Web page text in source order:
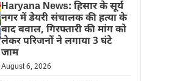
Haryana News: हिसार के सूर्य
नगर में डेयरी संचालक की हत्या के
बाद बवाल, गिरफ्तारी की मांग को
लेकर परिजनों ने लगाया 3 घंटे
जाम
August 6, 2026